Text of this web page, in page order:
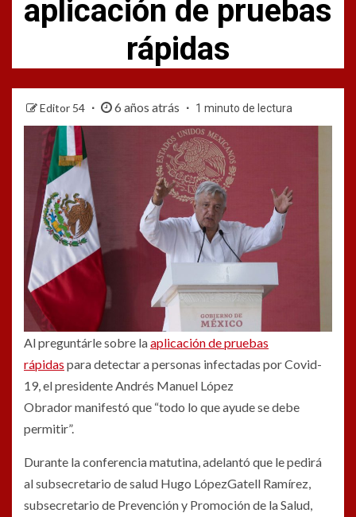
aplicación de pruebas
rápidas
Editor 54 6 años atrás 1 minuto de lectura
Al preguntárle sobre laaplicación de pruebas
rápidas para detectar a personas infectadas por Covid-
19, el presidente Andrés Manuel López
Obrador manifestó que “todo lo que ayude se debe
permitir”.
Durante la conferencia matutina, adelantó que le pedirá
al subsecretario de salud Hugo LópezGatell Ramírez,
subsecretario de Prevención y Promoción de la Salud,